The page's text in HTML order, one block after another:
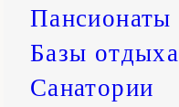
Пансионаты
Базы отдыха
Санатории